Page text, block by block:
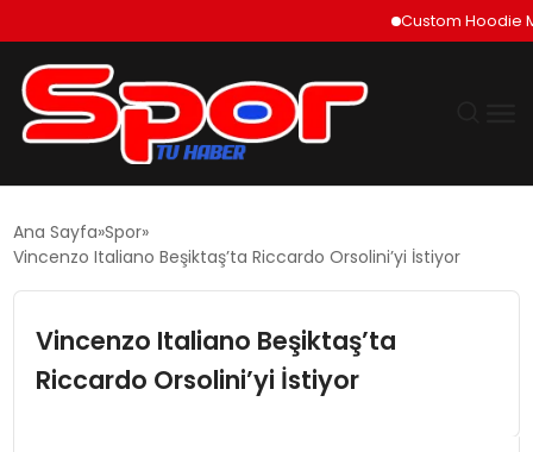
Custom Hoodie
EKONOMI
Ana Sayfa Spor
Vincenzo Italiano Beşiktaş’ta Riccardo Orsolini’yi İstiyor
Vincenzo Italiano Beşiktaş’ta
Riccardo Orsolini’yi İstiyor